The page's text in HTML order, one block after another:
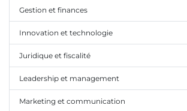
Gestion et finances
Innovation et technologie
Juridique et fiscalité
Leadership et management
Marketing et communication